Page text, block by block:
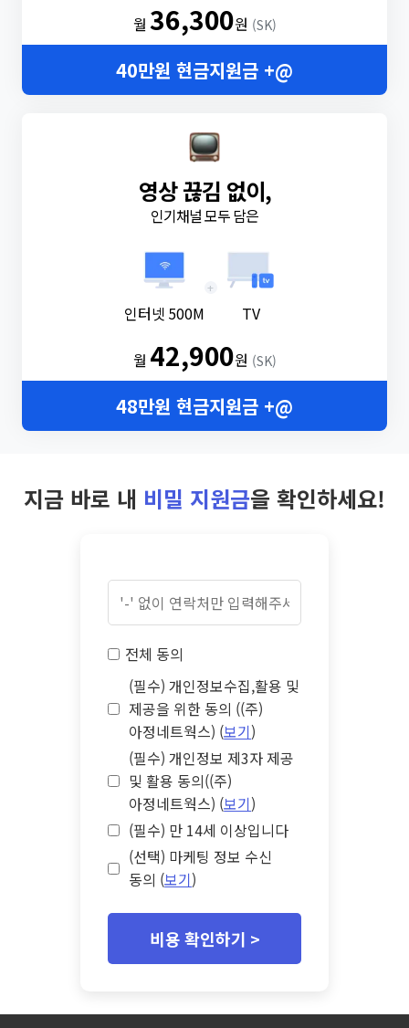
월36,300원 (SK)
40만원 현금지원금 +@
영상 끊김 없이,
인기채널 모두 담은
인터넷 500M
+
TV
월 42,900원 (SK)
48만원 현금지원금 +@
지금 바로 내 비밀 지원금을 확인하세요!
전체 동의
(필수) 개인정보수집,활용 및
제공을 위한 동의 ((주)
아정네트웍스) (보기)
(필수) 개인정보 제3자 제공
및 활용 동의((주)
아정네트웍스) (보기)
(필수) 만 14세 이상입니다
(선택) 마케팅 정보 수신
동의 (보기)
비용 확인하기 >